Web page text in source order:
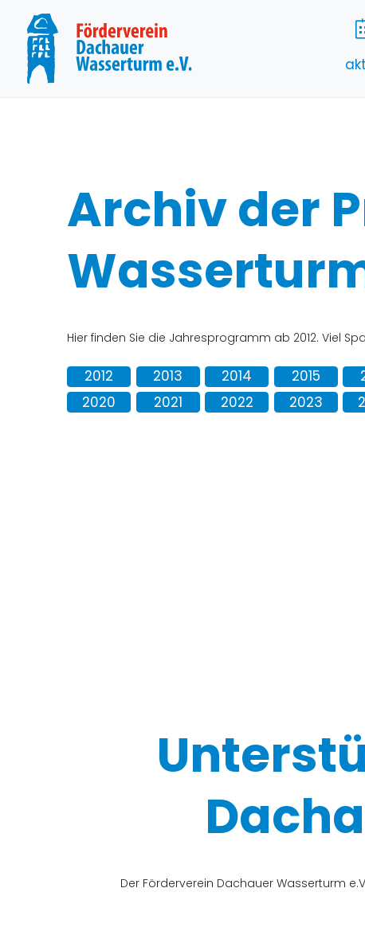
Archiv der
Hier finden Sie die Jahresprogramm ab 2012. Viel
2012 2013 2014 2015
2020
2021 2022 2023
Der Förderverein Dachauer Wasserturm